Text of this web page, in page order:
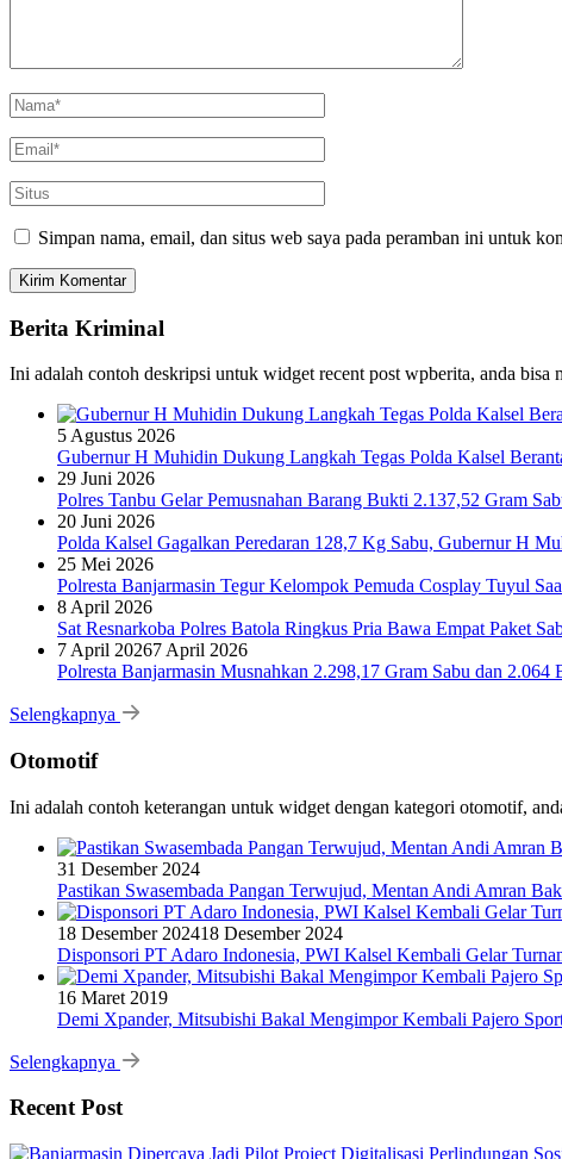
Simpan nama, email, dan situs web saya pada peramban ini untuk
Berita Kriminal
Ini adalah contoh deskripsi untuk widget recent post wpberita, anda bisa
5 Agustus 2026
Gubernur H Muhidin Dukung Langkah Tegas Polda Kalsel
29 Juni 2026
Polres Tanbu Gelar Pemusnahan Barang Bukti 2.137,52 Gram
20 Juni 2026
Polda Kalsel Gagalkan Peredaran 128,7 Kg Sabu, Gubernur H
25 Mei 2026
Polresta Banjarmasin Tegur Kelompok Pemuda Cosplay Tuyul
8 April 2026
Sat Resnarkoba Polres Batola Ringkus Pria Bawa Empat Paket
7 April 20267 April 2026
Polresta Banjarmasin Musnahkan 2.298,17 Gram Sabu dan 2.064
Selengkapnya
Otomotif
Ini adalah contoh keterangan untuk widget dengan kategori otomotif,
31 Desember 2024
Pastikan Swasembada Pangan Terwujud, Mentan Andi Amran
18 Desember 202418 Desember 2024
Disponsori PT Adaro Indonesia, PWI Kalsel Kembali Gelar
16 Maret 2019
Demi Xpander, Mitsubishi Bakal Mengimpor Kembali Pajero
Selengkapnya
Recent Post